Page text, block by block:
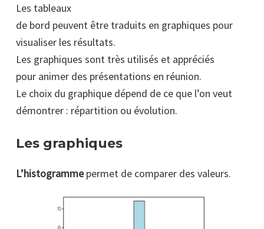
Les tableaux
de bord peuvent être traduits en graphiques pour
visualiser les résultats.
Les graphiques sont très utilisés et appréciés
pour animer des présentations en réunion.
Le choix du graphique dépend de ce que l’on veut
démontrer : répartition ou évolution.
Les graphiques
L’histogrammepermet de comparer des valeurs.